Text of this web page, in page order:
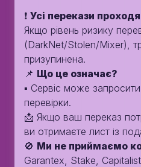
❗️ Усі перекази
Якщо рівень ризику
(DarkNet/Stolen/Mixer),
призупинена.
📌 Що це означає?
▪️ Сервіс може
перевірки.
📩 Якщо ваш переказ
ви отримаєте лист із
🚫 Ми не приймаємо
Garantex, Stake,